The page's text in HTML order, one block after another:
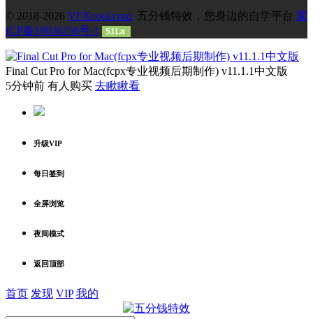
© 2018-2026 VFXcool.com 五分钱特效，您身边的自学平台 冀
ICP备18026256号-1
51La
Final Cut Pro for Mac(fcpx专业视频后期制作) v11.1.1中文版
5分钟前 有人购买 去瞅瞅看
升级VIP
每日签到
全屏浏览
夜间模式
返回顶部
首页 发现 VIP 我的